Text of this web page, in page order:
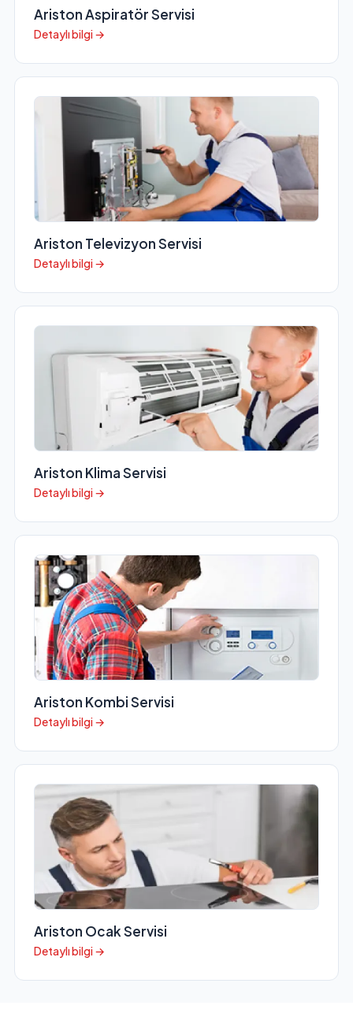
Ariston Aspiratör Servisi
Detaylı bilgi →
Ariston Televizyon Servisi
Detaylı bilgi →
Ariston Klima Servisi
Detaylı bilgi →
Ariston Kombi Servisi
Detaylı bilgi →
Ariston Ocak Servisi
Detaylı bilgi →